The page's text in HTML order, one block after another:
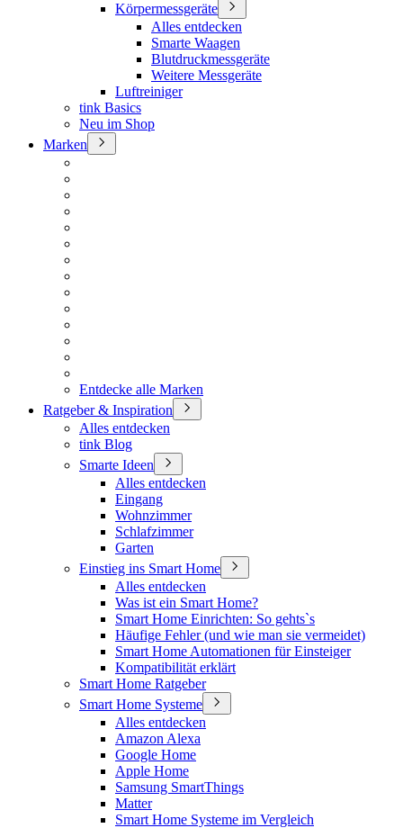
Körpermessgeräte
Alles entdecken
Smarte Waagen
Blutdruckmessgeräte
Weitere Messgeräte
Luftreiniger
tink Basics
Neu im Shop
Marken
Entdecke alle Marken
Ratgeber & Inspiration
Alles entdecken
tink Blog
Smarte Ideen
Alles entdecken
Eingang
Wohnzimmer
Schlafzimmer
Garten
Einstieg ins Smart Home
Alles entdecken
Was ist ein Smart Home?
Smart Home Einrichten: So gehts`s
Häufige Fehler (und wie man sie vermeidet)
Smart Home Automationen für Einsteiger
Kompatibilität erklärt
Smart Home Ratgeber
Smart Home Systeme
Alles entdecken
Amazon Alexa
Google Home
Apple Home
Samsung SmartThings
Matter
Smart Home Systeme im Vergleich